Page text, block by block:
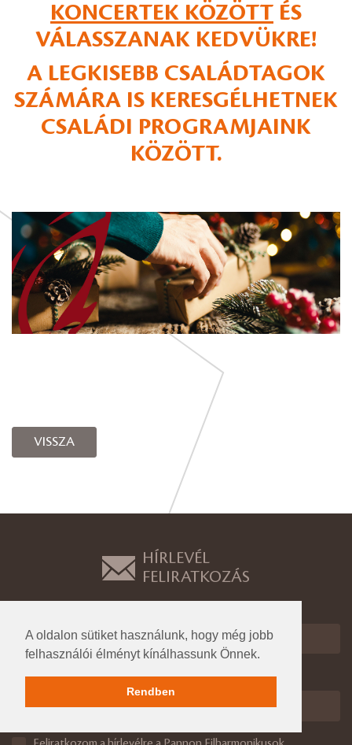
A oldalon sütiket használunk, hogy még jobb
felhasználói élményt kínálhassunk Önnek.
Rendben
KONCERTEK KÖZÖTT ÉS
VÁLASSZANAK KEDVÜKRE!
A LEGKISEBB CSALÁDTAGOK
SZÁMÁRA IS KERESGÉLHETNEK
CSALÁDI PROGRAMJAINK
KÖZÖTT.
VISSZA
HÍRLEVÉL
FELIRATKOZÁS
E-mail cím